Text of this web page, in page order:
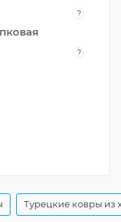
?
?
Турецкие ковры из